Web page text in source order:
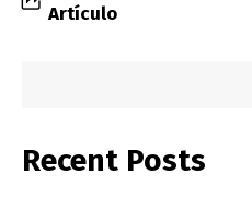
Artículo
Recent Posts